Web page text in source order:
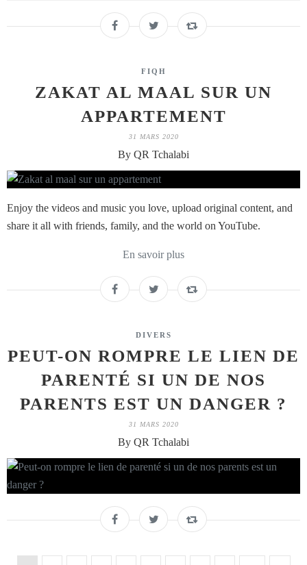
FIQH
ZAKAT AL MAAL SUR UN
APPARTEMENT
31 MARS 2020
By QR Tchalabi
Enjoy the videos and music you love, upload original content, and
share it all with friends, family, and the world on YouTube.
En savoir plus
DIVERS
PEUT-ON ROMPRE LE LIEN DE
PARENTÉ SI UN DE NOS
PARENTS EST UN DANGER ?
31 MARS 2020
By QR Tchalabi